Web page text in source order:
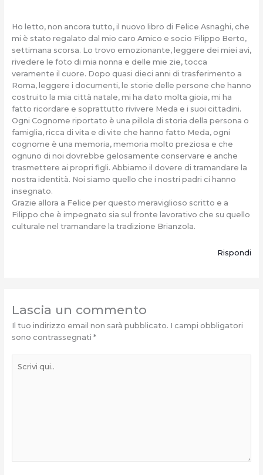
Ho letto, non ancora tutto, il nuovo libro di Felice Asnaghi, che
mi è stato regalato dal mio caro Amico e socio Filippo Berto,
settimana scorsa. Lo trovo emozionante, leggere dei miei avi,
rivedere le foto di mia nonna e delle mie zie, tocca
veramente il cuore. Dopo quasi dieci anni di trasferimento a
Roma, leggere i documenti, le storie delle persone che hanno
costruito la mia città natale, mi ha dato molta gioia, mi ha
fatto ricordare e soprattutto rivivere Meda e i suoi cittadini.
Ogni Cognome riportato è una pillola di storia della persona o
famiglia, ricca di vita e di vite che hanno fatto Meda, ogni
cognome è una memoria, memoria molto preziosa e che
ognuno di noi dovrebbe gelosamente conservare e anche
trasmettere ai propri figli. Abbiamo il dovere di tramandare la
nostra identità. Noi siamo quello che i nostri padri ci hanno
insegnato.
Grazie allora a Felice per questo meraviglioso scritto e a
Filippo che è impegnato sia sul fronte lavorativo che su quello
culturale nel tramandare la tradizione Brianzola.
Rispondi
Lascia un commento
Il tuo indirizzo email non sarà pubblicato. I campi obbligatori
sono contrassegnati *
qui..